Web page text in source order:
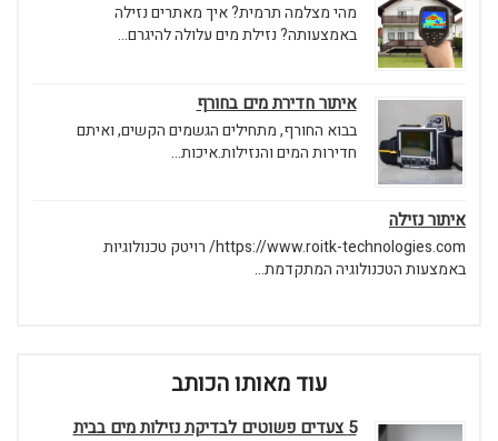
מהי מצלמה תרמית? איך מאתרים נזילה
באמצעותה? נזילת מים עלולה להיגרם...
איתור חדירת מים בחורף
בבוא החורף, מתחילים הגשמים הקשים, ואיתם
חדירות המים והנזילות.איכות...
איתור נזילה
https://www.roitk-technologies.com/ רויטק טכנולוגיות
באמצעות הטכנולוגיה המתקדמת...
עוד מאותו הכותב
5 צעדים פשוטים לבדיקת נזילות מים בבית